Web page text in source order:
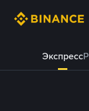
Экспресс